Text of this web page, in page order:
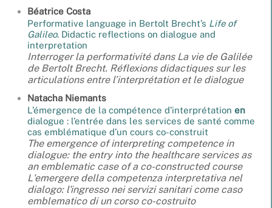
Béatrice Costa
Performative language in Bertolt Brecht’s Life of
Galileo. Didactic reflections on dialogue and
interpretation
Interroger la performativité dans La vie de Galilée
de Bertolt Brecht. Réflexions didactiques sur les
articulations entre l’interprétation et le dialogue
Natacha Niemants
L’émergence de la compétence d’interprétation en
dialogue : l’entrée dans les services de santé comme
cas emblématique d’un cours co-construit
The emergence of interpreting competence in
dialogue: the entry into the healthcare services as
an emblematic case of a co-constructed course
L'emergere della competenza interpretativa nel
dialogo: l'ingresso nei servizi sanitari come caso
emblematico di un corso co-costruito